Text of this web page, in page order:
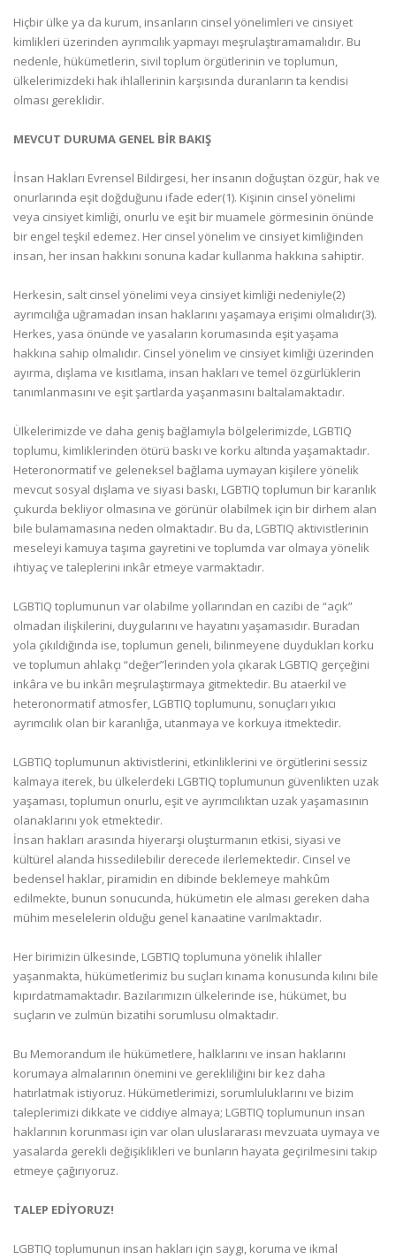
Hiçbir ülke ya da kurum, insanların cinsel yönelimleri ve cinsiyet
kimlikleri üzerinden ayrımcılık yapmayı meşrulaştıramamalıdır. Bu
nedenle, hükümetlerin, sivil toplum örgütlerinin ve toplumun,
ülkelerimizdeki hak ihlallerinin karşısında duranların ta kendisi
olması gereklidir.
MEVCUT DURUMA GENEL BİR BAKIŞ
İnsan Hakları Evrensel Bildirgesi, her insanın doğuştan özgür, hak ve
onurlarında eşit doğduğunu ifade eder(1). Kişinin cinsel yönelimi
veya cinsiyet kimliği, onurlu ve eşit bir muamele görmesinin önünde
bir engel teşkil edemez. Her cinsel yönelim ve cinsiyet kimliğinden
insan, her insan hakkını sonuna kadar kullanma hakkına sahiptir.
Herkesin, salt cinsel yönelimi veya cinsiyet kimliği nedeniyle(2)
ayrımcılığa uğramadan insan haklarını yaşamaya erişimi olmalıdır(3).
Herkes, yasa önünde ve yasaların korumasında eşit yaşama
hakkına sahip olmalıdır. Cinsel yönelim ve cinsiyet kimliği üzerinden
ayırma, dışlama ve kısıtlama, insan hakları ve temel özgürlüklerin
tanımlanmasını ve eşit şartlarda yaşanmasını baltalamaktadır.
Ülkelerimizde ve daha geniş bağlamıyla bölgelerimizde, LGBTIQ
toplumu, kimliklerinden ötürü baskı ve korku altında yaşamaktadır.
Heteronormatif ve geleneksel bağlama uymayan kişilere yönelik
mevcut sosyal dışlama ve siyasi baskı, LGBTIQ toplumun bir karanlık
çukurda bekliyor olmasına ve görünür olabilmek için bir dirhem alan
bile bulamamasına neden olmaktadır. Bu da, LGBTIQ aktivistlerinin
meseleyi kamuya taşıma gayretini ve toplumda var olmaya yönelik
ihtiyaç ve taleplerini inkâr etmeye varmaktadır.
LGBTIQ toplumunun var olabilme yollarından en cazibi de “açık”
olmadan ilişkilerini, duygularını ve hayatını yaşamasıdır. Buradan
yola çıkıldığında ise, toplumun geneli, bilinmeyene duydukları korku
ve toplumun ahlakçı “değer”lerinden yola çıkarak LGBTIQ gerçeğini
inkâra ve bu inkârı meşrulaştırmaya gitmektedir. Bu ataerkil ve
heteronormatif atmosfer, LGBTIQ toplumunu, sonuçları yıkıcı
ayrımcılık olan bir karanlığa, utanmaya ve korkuya itmektedir.
LGBTIQ toplumunun aktivistlerini, etkinliklerini ve örgütlerini sessiz
kalmaya iterek, bu ülkelerdeki LGBTIQ toplumunun güvenlikten uzak
yaşaması, toplumun onurlu, eşit ve ayrımcılıktan uzak yaşamasının
olanaklarını yok etmektedir.
İnsan hakları arasında hiyerarşi oluşturmanın etkisi, siyasi ve
kültürel alanda hissedilebilir derecede ilerlemektedir. Cinsel ve
bedensel haklar, piramidin en dibinde beklemeye mahkûm
edilmekte, bunun sonucunda, hükümetin ele alması gereken daha
mühim meselelerin olduğu genel kanaatine varılmaktadır.
Her birimizin ülkesinde, LGBTIQ toplumuna yönelik ihlaller
yaşanmakta, hükümetlerimiz bu suçları kınama konusunda kılını bile
kıpırdatmamaktadır. Bazılarımızın ülkelerinde ise, hükümet, bu
suçların ve zulmün bizatihi sorumlusu olmaktadır.
Bu Memorandum ile hükümetlere, halklarını ve insan haklarını
korumaya almalarının önemini ve gerekliliğini bir kez daha
hatırlatmak istiyoruz. Hükümetlerimizi, sorumluluklarını ve bizim
taleplerimizi dikkate ve ciddiye almaya; LGBTIQ toplumunun insan
haklarının korunması için var olan uluslararası mevzuata uymaya ve
yasalarda gerekli değişiklikleri ve bunların hayata geçirilmesini takip
etmeye çağırıyoruz.
TALEP EDİYORUZ!
LGBTIQ toplumunun insan hakları için saygı, koruma ve ikmal